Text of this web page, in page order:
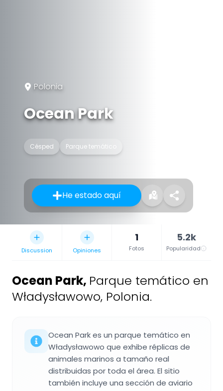
Polonia
Ocean Park
Césped Parque temático
He estado aquí
Discussion Opiniones
1
Fotos
5.2k
Popularidad
Ocean Park, Parque temático en
Władysławowo, Polonia.
Ocean Park es un parque temático en
Władysławowo que exhibe réplicas de
animales marinos a tamaño real
distribuidas por toda el área. El sitio
también incluye una sección de aviario